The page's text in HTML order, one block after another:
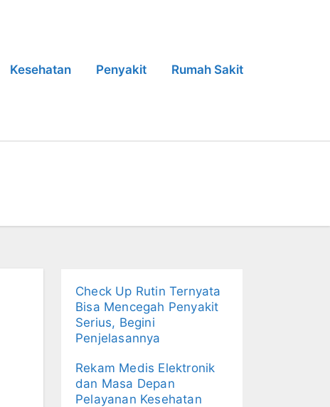
Kesehatan
Penyakit Rumah Sakit
Check Up Rutin Ternyata
Bisa Mencegah Penyakit
Serius, Begini
Penjelasannya
Rekam Medis Elektronik
dan Masa Depan
Pelayanan Kesehatan